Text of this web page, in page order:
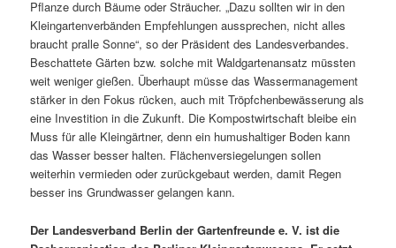
Pflanze durch Bäume oder Sträucher. „Dazu sollten wir in den
Kleingartenverbänden Empfehlungen aussprechen, nicht alles
braucht pralle Sonne“, so der Präsident des Landesverbandes.
Beschattete Gärten bzw. solche mit Waldgartenansatz müssten
weit weniger gießen. Überhaupt müsse das Wassermanagement
stärker in den Fokus rücken, auch mit Tröpfchenbewässerung als
eine Investition in die Zukunft. Die Kompostwirtschaft bleibe ein
Muss für alle Kleingärtner, denn ein humushaltiger Boden kann
das Wasser besser halten. Flächenversiegelungen sollen
weiterhin vermieden oder zurückgebaut werden, damit Regen
besser ins Grundwasser gelangen kann.
Der Landesverband Berlin der Gartenfreunde e. V. ist die